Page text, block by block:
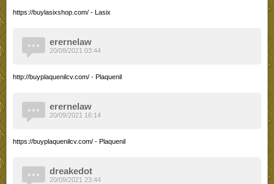
https://buylasixshop.com/ - Lasix
erernelaw
http://buyplaquenilcv.com/ - Plaquenil
20/09/2021 03:44
erernelaw
https://buyplaquenilcv.com/ - Plaquenil
20/09/2021 16:14
dreakedot
20/09/2021 23:44